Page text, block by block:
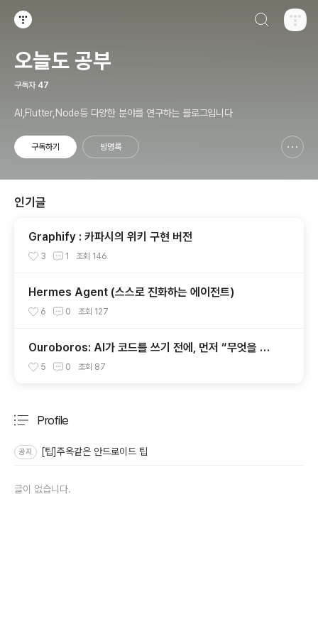
오늘도 공부
구독자 47
AI,Flutter,Node등 다양한 분야를 연구하는 블로그입니다
구독하기 방명록
인기글
Graphify : 카파시의 위키 구현 버전
3 1 조회 146
Hermes Agent (스스로 진화하는 에이전트)
6 0 조회 127
Ouroboros: AI가 코드를 쓰기 전에, 먼저 “무엇을 만
들지”를 끝까지 묻는 시스템
5 0 조회 87
Profile
공지 [팁]주옥같은 안드로이드 팁
글이 없습니다.